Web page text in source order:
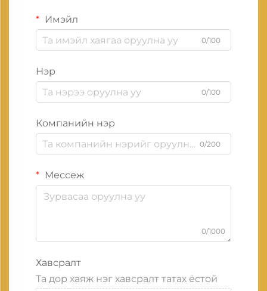
Имэйл
0/100
Нэр
0/100
Компанийн нэр
0/200
Мессеж
0/1000
Хавсралт
Та дор хаяж нэг хавсралт татах ёстой